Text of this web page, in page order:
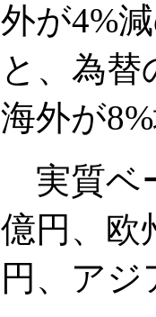
外が4%
と、為
海外が
実質ベ
億円、欧
円、アジ